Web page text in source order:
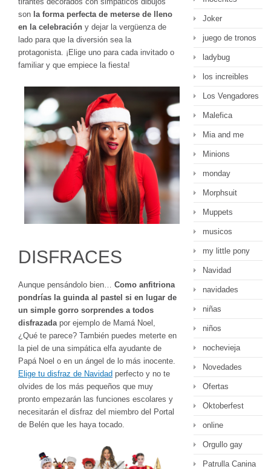
son la forma perfecta de meterse de lleno
en la celebración y dejar la vergüenza de
lado para que la diversión sea la
protagonista. ¡Elige uno para cada invitado o
familiar y que empiece la fiesta!
DISFRACES
Aunque pensándolo bien… Como anfitriona
pondrías la guinda al pastel si en lugar de
un simple gorro sorprendes a todos
disfrazada por ejemplo de Mamá Noel,
¿Qué te parece? También puedes meterte en
la piel de una simpática elfa ayudante de
Papá Noel o en un ángel de lo más inocente.
Elige tu disfraz de Navidad perfecto y no te
olvides de los más pequeños que muy
pronto empezarán las funciones escolares y
necesitarán el disfraz del miembro del Portal
de Belén que les haya tocado.
Joker
juego de tronos
ladybug
los increibles
Los Vengadores
Malefica
Mia and me
Minions
monday
Morphsuit
Muppets
musicos
my little pony
Navidad
navidades
niñas
niños
nochevieja
Novedades
Ofertas
Oktoberfest
online
Orgullo gay
Patrulla Canina